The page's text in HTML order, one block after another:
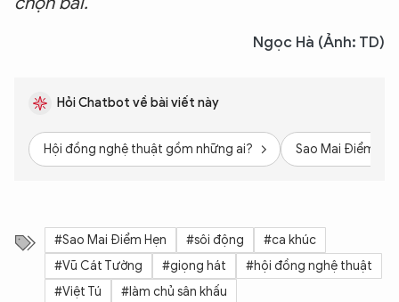
Ngọc Hà (Ảnh: TD)
Hỏi Chatbot về bài viết này
Hội đồng nghệ thuật gồm những ai? Sao Mai Điểm
#Sao Mai Điểm Hẹn #sôi động
#ca khúc
#Vũ Cát Tường
#giọng hát
#hội đồng nghệ thuật
#Việt Tú
#làm chủ sân khấu